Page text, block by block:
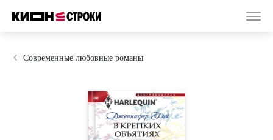
Современные любовные романы